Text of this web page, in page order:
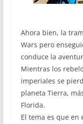
Ahora bien, la
Wars pero
conduce la
Mientras los
imperiales se
planeta Tierra,
Florida.
El tema es que